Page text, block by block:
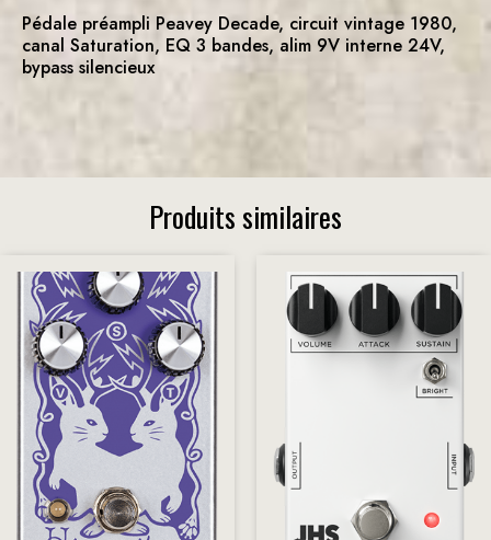
Pédale préampli Peavey Decade, circuit vintage 1980,
canal Saturation, EQ 3 bandes, alim 9V interne 24V,
bypass silencieux
Produits similaires